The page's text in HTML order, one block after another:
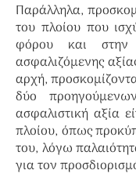
Παράλληλα,
του πλοίου που
φόρου και στην
ασφαλιζόμενης
αρχή,
δύο
ασφαλιστική αξία
πλοίου, όπως
του, λόγω
για τον